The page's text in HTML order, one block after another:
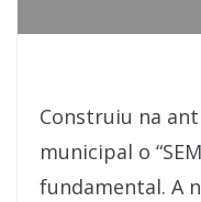
Construiu na
municipal o
fundamental. A